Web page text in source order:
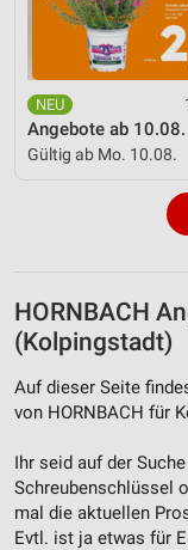
Angebote ab 10.08.
Gültig ab Mo. 10.08.
HORNBACH
(Kolpingstadt)
Auf dieser Seite
von HORNBACH für
Ihr seid auf der
Schreubenschlüssel
mal die aktuellen
Evtl. ist ja etwas für
Nicht-IAB-
Notwendig
Performance
Funktional